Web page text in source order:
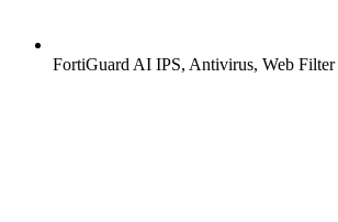
FortiGuard AI IPS, Antivirus, Web Filter